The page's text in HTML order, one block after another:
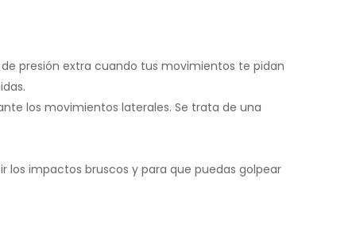
presión extra cuando tus movimientos te pidan
los movimientos laterales. Se trata de una
los impactos bruscos y para que puedas golpear